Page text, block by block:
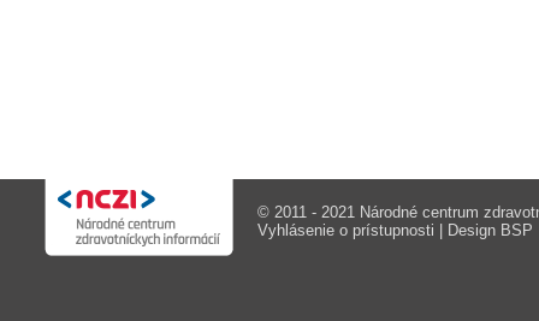
© 2011 - 2021 Národné centrum
Vyhlásenie o prístupnosti | Design BSP